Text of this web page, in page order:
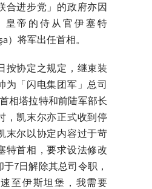
合进步党」的政府亦因
皇帝的侍从官伊塞特
）将军出任首相。
按协定之规定，继束装
为「闪电集团军」总司
相塔拉特和前陆军部长
，凯末尔亦正式收到停
末尔以协定内容过于苛
特首相，要求设法修改
7日解除其总司令职，
至伊斯坦堡，我需要